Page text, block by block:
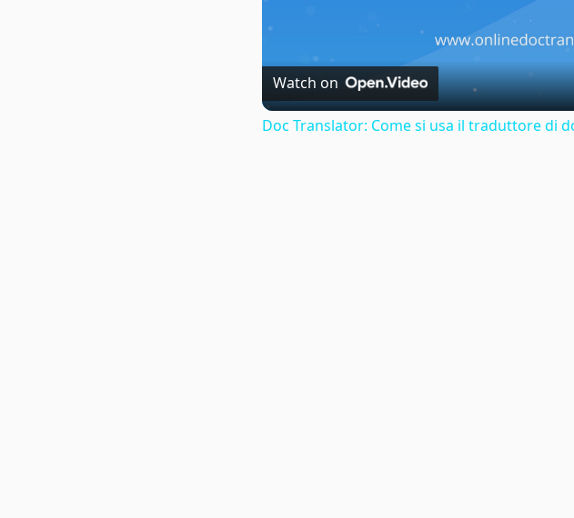
Watch on
Doc Translator: Come si usa il traduttore di